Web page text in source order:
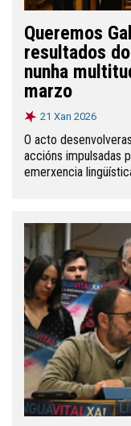
Queremos
resultados
nunha
marzo
21 Xan 2026
O acto
accións impulsadas
emerxencia